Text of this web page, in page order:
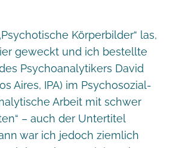
Körperbilder“ las,
geweckt und ich bestellte
Psychoanalytikers David
Aires, IPA) im Psychosozial-
Arbeit mit schwer
– auch der Untertitel
war ich jedoch ziemlich